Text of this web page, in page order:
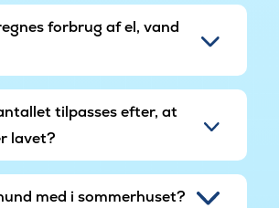
forbrug af el, vand
tilpasses efter, at
lavet?
med i sommerhuset?